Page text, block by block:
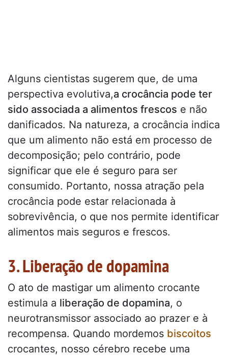
Alguns cientistas sugerem que, de uma
perspectiva evolutiva,a crocância pode ter
sido associada a alimentos frescos e não
danificados. Na natureza, a crocância indica
que um alimento não está em processo de
decomposição; pelo contrário, pode
significar que ele é seguro para ser
consumido. Portanto, nossa atração pela
crocância pode estar relacionada à
sobrevivência, o que nos permite identificar
alimentos mais seguros e frescos.
3. Liberação de dopamina
O ato de mastigar um alimento crocante
estimula a liberação de dopamina, o
neurotransmissor associado ao prazer e à
recompensa. Quando mordemos biscoitos
crocantes, nosso cérebro recebe uma